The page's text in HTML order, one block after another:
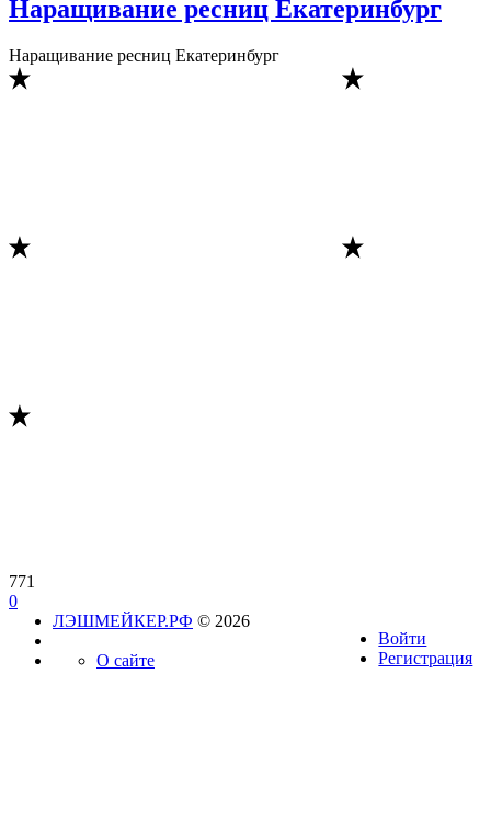
Наращивание ресниц Екатеринбург
Наращивание ресниц Екатеринбург
771
0
Войти
Регистрация
ЛЭШМЕЙКЕР.РФ © 2026
О сайте